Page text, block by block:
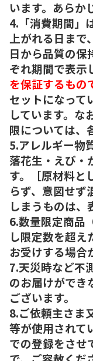
います。あらか
4.「消費期間」
上がれる日まで
日から品質の保
ぞれ期間で表示
を保証するもの
セットになって
しています。な
限については、
5.アレルギー物
落花生・えび・
す。［原材料と
らず、意図せず
しまうものは、
6.数量限定商品
し限定数を超え
お受けする場合
7.天災時など不
のお届けができ
ございます。
8.ご依頼主さま
等が使用されて
での登録をさせ